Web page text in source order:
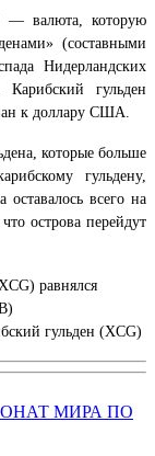
— валюта, которую
(составными
Нидерландских
гульден
к доллару США.
которые больше
гульдену,
оставалось всего на
острова перейдут
равнялся
гульден (XCG)
МИРА ПО